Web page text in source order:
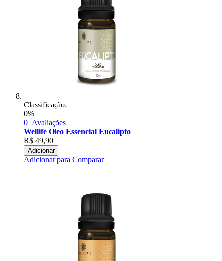
Classificação:
0%
0 Avaliações
Wellife Oleo Essencial Eucalipto
R$ 49,90
Adicionar
Adicionar para Comparar